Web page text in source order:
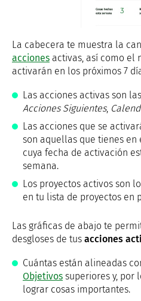
La cabecera te muestra la
acciones activas, así como el
activarán en los próximos 7
Las acciones activas son
Acciones Siguientes,
Las acciones que se
son aquellas que tienes en
cuya fecha de activación
semana.
Los proyectos activos son
en tu lista de proyectos en
Las gráficas de abajo te
desgloses de tus acciones
Cuántas están alineadas
Objetivos superiores y, por
lograr cosas importantes.